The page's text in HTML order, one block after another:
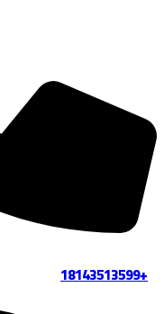
+18143513599